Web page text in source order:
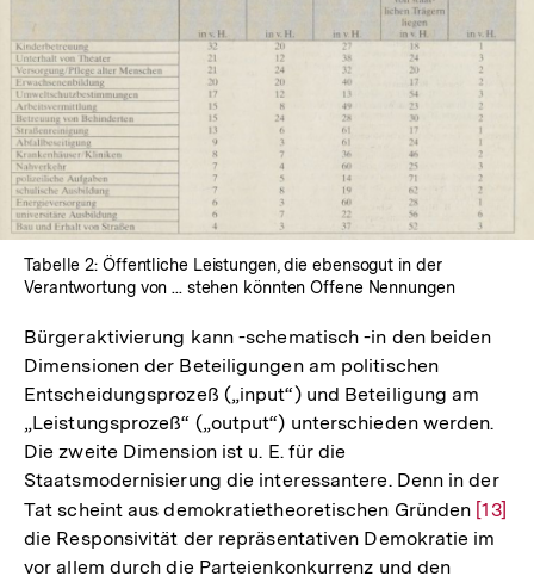
In
Lightbox
öffnen
Tabelle 2: Öffentliche Leistungen, die ebensogut in der
Verantwortung von ... stehen könnten Offene Nennungen
Bürgeraktivierung kann -schematisch -in den beiden
Dimensionen der Beteiligungen am politischen
Entscheidungsprozeß („input“) und Beteiligung am
„Leistungsprozeß“ („output“) unterschieden werden.
Die zweite Dimension ist u. E. für die
Staatsmodernisierung die interessantere. Denn in der
Tat scheint aus demokratietheoretischen Gründen Zur
[13]
die Responsivität der repräsentativen Demokratie im
vor allem durch die Parteienkonkurrenz und den